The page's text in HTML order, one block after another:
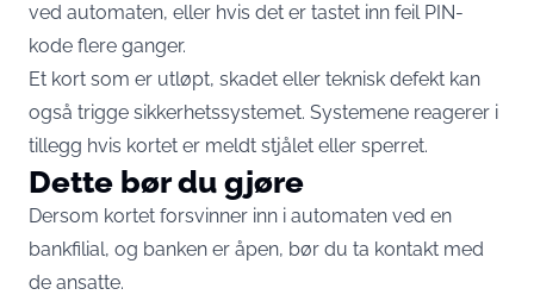
ved automaten, eller hvis det er tastet inn feil PIN-
kode flere ganger.
Et kort som er utløpt, skadet eller teknisk defekt kan
også trigge sikkerhetssystemet. Systemene reagerer i
tillegg hvis kortet er meldt stjålet eller sperret.
Dette bør du gjøre
Dersom kortet forsvinner inn i automaten ved en
bankfilial, og banken er åpen, bør du ta kontakt med
de ansatte.